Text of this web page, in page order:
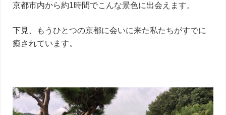
京都市内から約1時間でこんな景色に出会えます。
下見、もうひとつの京都に会いに来た私たちがすでに
癒されています。